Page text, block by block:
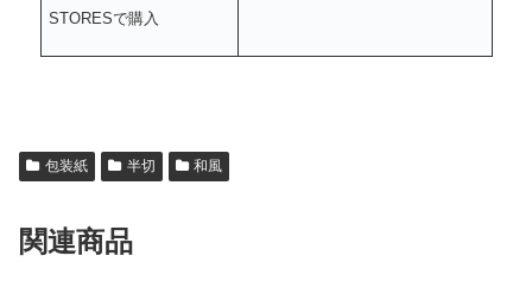
STORESで購入
包装紙 半切 和風
関連商品